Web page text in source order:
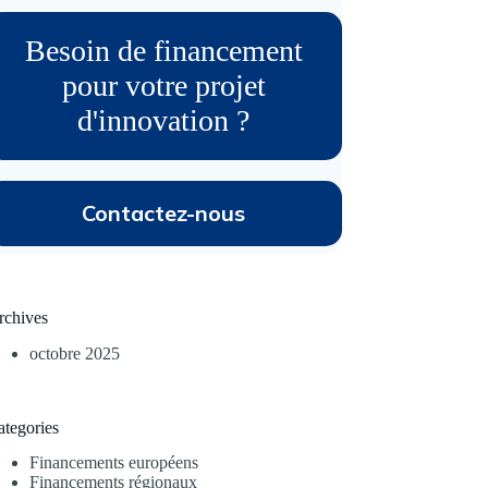
Besoin de financement
pour votre projet
d'innovation ?
Contactez-nous
octobre 2025
Financements européens
Financements régionaux